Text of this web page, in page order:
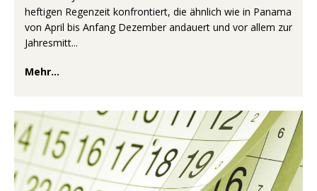
heftigen Regenzeit konfrontiert, die ähnlich wie in Panama
von April bis Anfang Dezember andauert und vor allem zur
Jahresmitt...
Mehr...